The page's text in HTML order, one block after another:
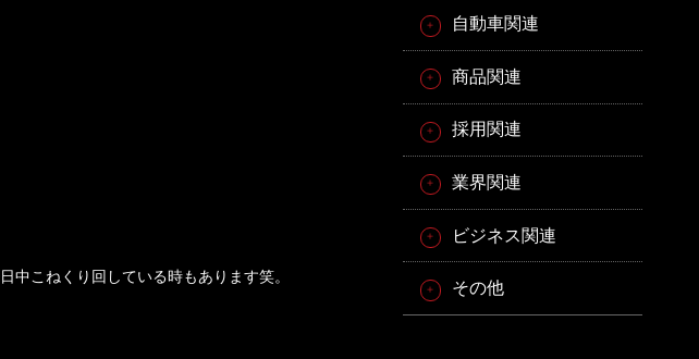
こねくり回している時もあります笑。
自動車関連
商品関連
採用関連
業界関連
ビジネス関連
その他